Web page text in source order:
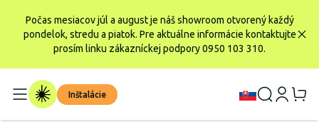
Počas mesiacov júl a august je náš showroom otvorený každý
pondelok, stredu a piatok. Pre aktuálne informácie kontaktujte
prosím linku zákazníckej podpory 0950 103 310.
Inštalácie